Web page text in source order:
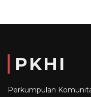
PKHI
Perkumpulan